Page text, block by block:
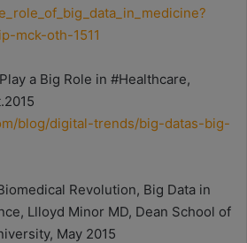
mck-oth-1511
a Big Role in #Healthcare,
blog/digital-trends/big-datas-big-
Revolution, Big Data in
Llloyd Minor MD, Dean School of
May 2015